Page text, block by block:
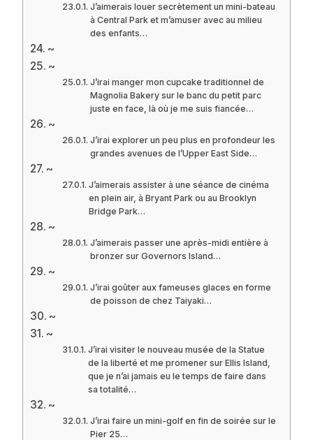
J’aimerais louer secrètement un mini-bateau
à Central Park et m’amuser avec au milieu
des enfants…
~
~
J’irai manger mon cupcake traditionnel de
Magnolia Bakery sur le banc du petit parc
juste en face, là où je me suis fiancée…
~
J’irai explorer un peu plus en profondeur les
grandes avenues de l’Upper East Side…
~
J’aimerais assister à une séance de cinéma
en plein air, à Bryant Park ou au Brooklyn
Bridge Park…
~
J’aimerais passer une après-midi entière à
bronzer sur Governors Island…
~
J’irai goûter aux fameuses glaces en forme
de poisson de chez Taiyaki…
~
~
J’irai visiter le nouveau musée de la Statue
de la liberté et me promener sur Ellis Island,
que je n’ai jamais eu le temps de faire dans
sa totalité…
~
J’irai faire un mini-golf en fin de soirée sur le
Pier 25…